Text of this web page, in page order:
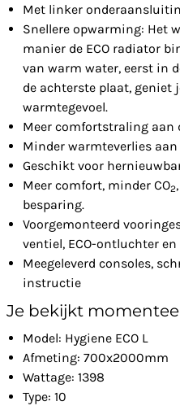
Met linker
Snellere opwarming: Het
manier de ECO radiator
van warm water, eerst in
de achterste plaat, geniet
warmtegevoel.
Meer comfortstraling aan
Minder warmteverlies
Geschikt voor
Meer comfort, minder CO2
besparing.
Voorgemonteerd
ventiel, ECO-ontluchter
Meegeleverd consoles,
instructie
Je bekijkt
Model: Hygiene ECO L
Afmeting: 700x2000mm
Wattage: 1398
Type: 10